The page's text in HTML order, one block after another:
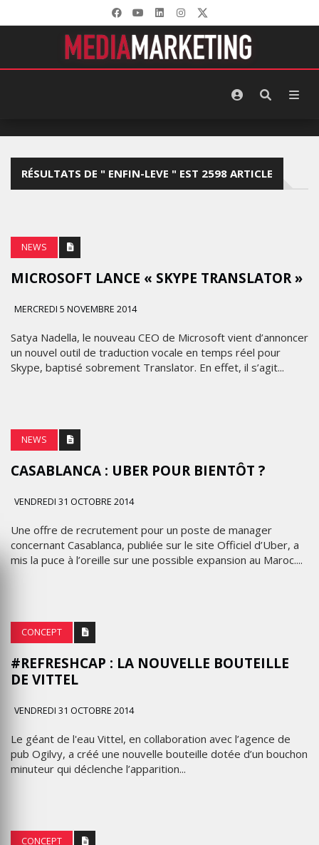
RÉSULTATS DE " ENFIN-LEVE " EST 2598 ARTICLE
NEWS
MICROSOFT LANCE « SKYPE TRANSLATOR »
MERCREDI 5 NOVEMBRE 2014
Satya Nadella, le nouveau CEO de Microsoft vient d’annoncer
un nouvel outil de traduction vocale en temps réel pour
Skype, baptisé sobrement Translator. En effet, il s’agit...
NEWS
CASABLANCA : UBER POUR BIENTÔT ?
VENDREDI 31 OCTOBRE 2014
Une offre de recrutement pour un poste de manager
concernant Casablanca, publiée sur le site Officiel d’Uber, a
mis la puce à l’oreille sur une possible expansion au Maroc....
CONCEPT
#REFRESHCAP : LA NOUVELLE BOUTEILLE
DE VITTEL
VENDREDI 31 OCTOBRE 2014
Le géant de l'eau Vittel, en collaboration avec l’agence de
pub Ogilvy, a créé une nouvelle bouteille dotée d’un bouchon
minuteur qui déclenche l’apparition...
CONCEPT